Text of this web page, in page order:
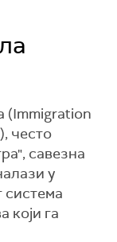
(Immigration
често
савезна
у
који га